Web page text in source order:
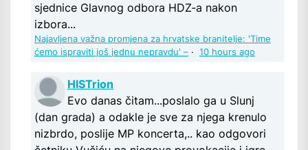
sjednice Glavnog odbora HDZ-a nakon
izbora...
Najavljena važna promjena za hrvatske branitelje: 'Time
ćemo ispraviti još jednu nepravdu' – · 10 hours ago
HISTrion
Evo danas čitam...poslalo ga u Slunj
(dan grada) a odakle je sve za njega krenulo
nizbrdo, poslije MP koncerta,.. kao odgovori